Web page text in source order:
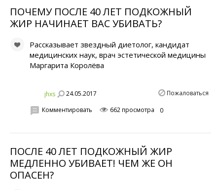
ПОЧЕМУ ПОСЛЕ 40 ЛЕТ ПОДКОЖНЫЙ
ЖИР НАЧИНАЕТ ВАС УБИВАТЬ?
Рассказывает звездный диетолог, кандидат
медицинских наук, врач эстетической медицины
Маргарита Королёва
jhxs 24.05.2017 Пожаловаться
Комментировать 662 просмотра 0
ПОСЛЕ 40 ЛЕТ ПОДКОЖНЫЙ ЖИР
МЕДЛЕННО УБИВАЕТ! ЧЕМ ЖЕ ОН
ОПАСЕН?